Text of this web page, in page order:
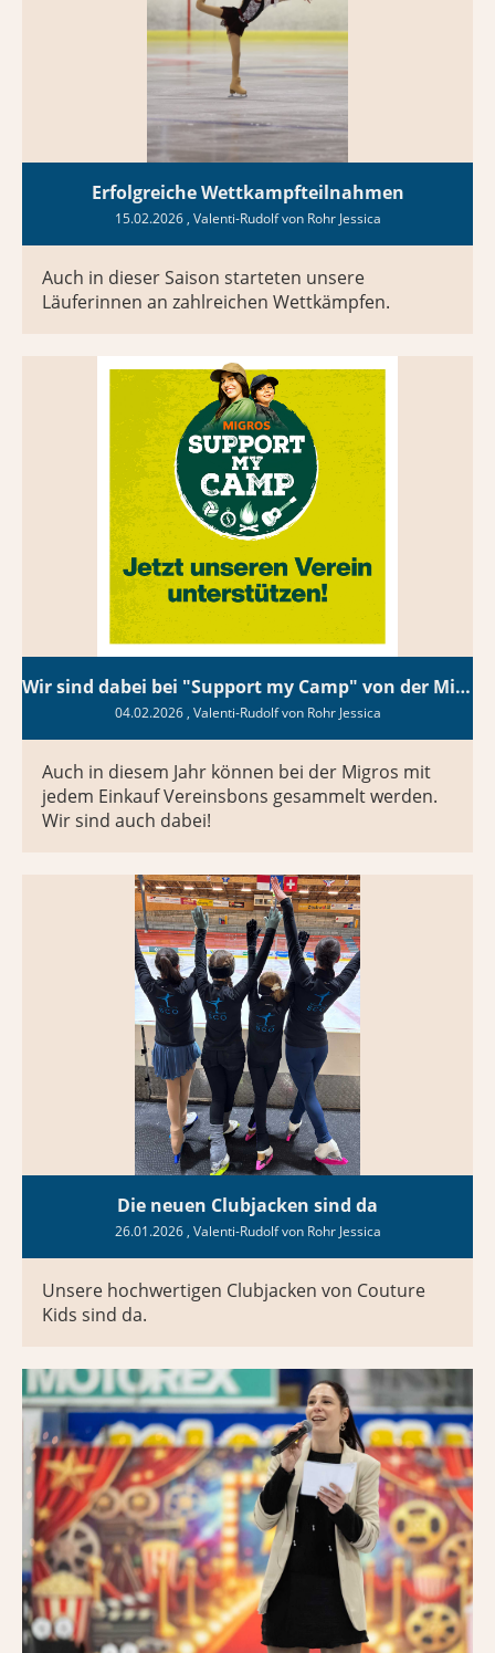
Erfolgreiche Wettkampfteilnahmen
15.02.2026, Valenti-Rudolf von Rohr Jessica
Auch in dieser Saison starteten unsere
Läuferinnen an zahlreichen Wettkämpfen.
Wir sind dabei bei "Support my Camp" von der Migros
04.02.2026, Valenti-Rudolf von Rohr Jessica
Auch in diesem Jahr können bei der Migros mit
jedem Einkauf Vereinsbons gesammelt werden.
Wir sind auch dabei!
Die neuen Clubjacken sind da
26.01.2026, Valenti-Rudolf von Rohr Jessica
Unsere hochwertigen Clubjacken von Couture
Kids sind da.